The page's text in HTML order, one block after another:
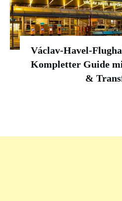
Václav-Havel-
Kompletter Guide
&